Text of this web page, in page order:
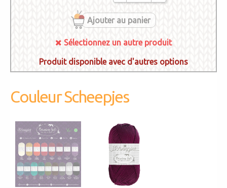
Ajouter au panier
Sélectionnez un autre produit
Produit disponible avec d'autres options
Couleur Scheepjes
1726 _ BAMBOO
Sélectionnez un
autre produit
252 Royal purple 253 Blue Opal